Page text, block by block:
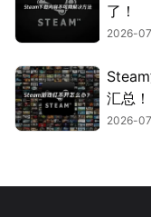
了！
2026-
汇总！
2026-